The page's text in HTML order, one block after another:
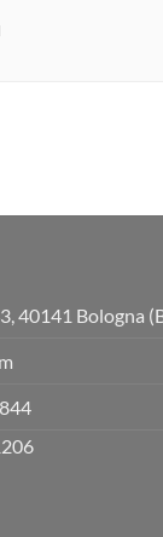
40141 Bologna